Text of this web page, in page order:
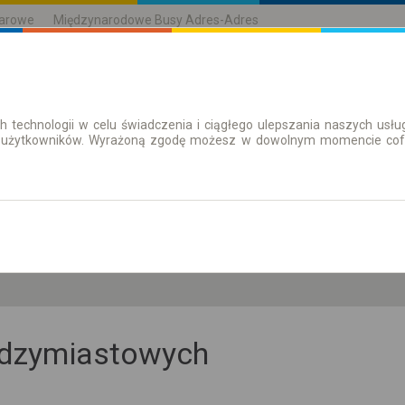
Międzynarodowe Busy Adres-Adres
| Bilety Bilety okresowe
technologii w celu świadczenia i ciągłego ulepszania naszych
Wyrażoną zgodę możesz w dowolnym momencie